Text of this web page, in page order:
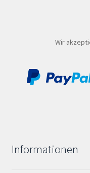
Wir
Informationen